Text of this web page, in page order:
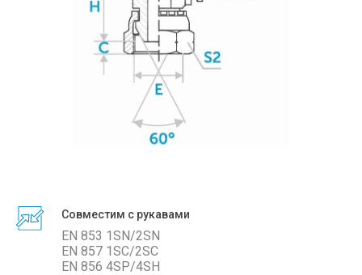
Совместим с рукавами
EN 853 1SN/2SN
EN 857 1SC/2SС
EN 856 4SP/4SH